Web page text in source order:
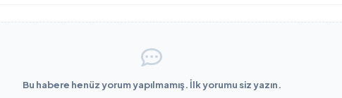
Bu habere henüz yorum yapılmamış. İlk yorumu siz yazın.